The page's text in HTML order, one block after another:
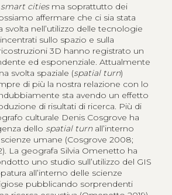
smart citiesma soprattutto dei
affermare che ci sia stata
svolta nell’utilizzo delle tecnologie
sullo spazio e sulla
3D hanno registrato un
ed esponenziale. Attualmente
svolta spaziale (spatial turn)
di più la nostra relazione con lo
sta avendo un effetto
di risultati di ricerca. Più di
culturale Denis Cosgrove ha
dello spatial turnall’interno
umane (Cosgrove 2008;
La geografa Silvia Omenetto ha
uno studio sull’utilizzo del GIS
all’interno delle scienze
pubblicando sorprendenti